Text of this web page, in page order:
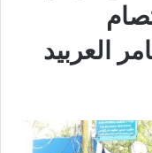
العربيد